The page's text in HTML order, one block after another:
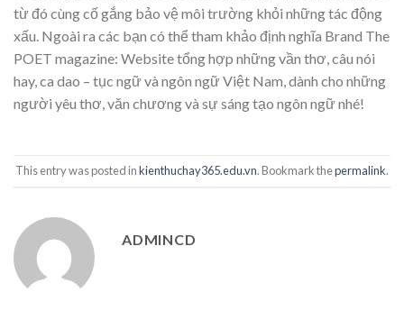
từ đó cùng cố gắng bảo vệ môi trường khỏi những tác động
xấu. Ngoài ra các bạn có thể tham khảo định nghĩa Brand The
POET magazine: Website tổng hợp những vần thơ, câu nói
hay, ca dao – tục ngữ và ngôn ngữ Việt Nam, dành cho những
người yêu thơ, văn chương và sự sáng tạo ngôn ngữ nhé!
This entry was posted inkienthuchay365.edu.vn. Bookmark thepermalink.
ADMINCD